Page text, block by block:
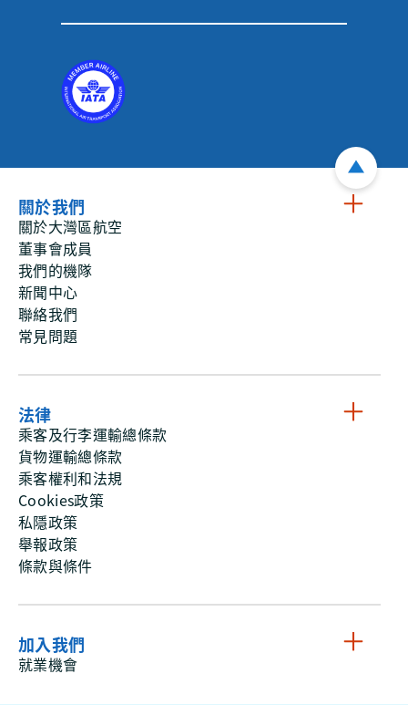
關於我們
關於大灣區航空
董事會成員
我們的機隊
新聞中心
聯絡我們
常見問題
法律
乘客及行李運輸總條款
貨物運輸總條款
乘客權利和法規
Cookies政策
私隱政策
舉報政策
條款與條件
加入我們
就業機會